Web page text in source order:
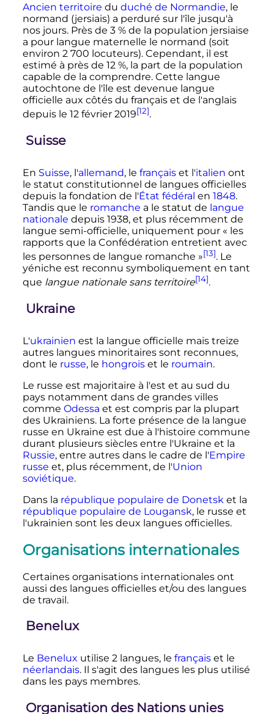
Ancien territoire du duché de Normandie, le
normand (jersiais) a perduré sur l'île jusqu'à
nos jours. Près de 3 % de la population jersiaise
a pour langue maternelle le normand (soit
environ 2 700 locuteurs). Cependant, il est
estimé à près de 12 %, la part de la population
capable de la comprendre. Cette langue
autochtone de l'île est devenue langue
officielle aux côtés du français et de l'anglais
depuis le 12 février 2019[12].
Suisse
En Suisse, l'allemand, le françaiset l'italien ont
le statut constitutionnel de langues officielles
depuis la fondation de l'État fédéral en 1848.
Tandis que le romanche a le statut de langue
nationale depuis 1938, et plus récemment de
langue semi-officielle, uniquement pour « les
rapports que la Confédération entretient avec
les personnes de langue romanche »[13]. Le
yéniche est reconnu symboliquement en tant
que langue nationale sans territoire[14].
Ukraine
L'ukrainien est la langue officielle mais treize
autres langues minoritaires sont reconnues,
dont le russe, le hongroiset le roumain.
Le russe est majoritaire à l'est et au sud du
pays notamment dans de grandes villes
comme Odessa et est compris par la plupart
des Ukrainiens. La forte présence de la langue
russe en Ukraine est due à l'histoire commune
durant plusieurs siècles entre l'Ukraine et la
Russie, entre autres dans le cadre de l'Empire
russe et, plus récemment, de l'Union
soviétique.
Dans la république populaire de Donetsk et la
république populaire de Lougansk, le russe et
l'ukrainien sont les deux langues officielles.
Organisations internationales
Certaines organisations internationales ont
aussi des langues officielles et/ou des langues
de travail.
Benelux
Le Benelux utilise 2 langues, le françaiset le
néerlandais. Il s'agit des langues les plus utilisé
dans les pays membres.
Organisation des Nations unies